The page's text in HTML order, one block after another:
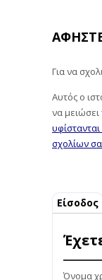
Για να
Αυτός ο
να
σχολίων
Είσοδος
Όνομα